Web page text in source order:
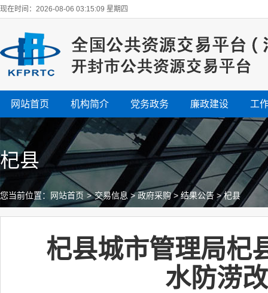
现在时间：2026-08-06 03:15:10 星期四
网站首页 机构简介 党务政务 廉政建设 工
杞县
您当前位置： 网站首页 > 交易信息 >政府采购>结果公告 >杞县
杞县城市管理局杞
水防涝